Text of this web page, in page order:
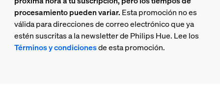
procesamiento pueden variar. Esta promoción no es
válida para direcciones de correo electrónico que ya
estén suscritas a la newsletter de Philips Hue. Lee los
Términos y condicionesde esta promoción.